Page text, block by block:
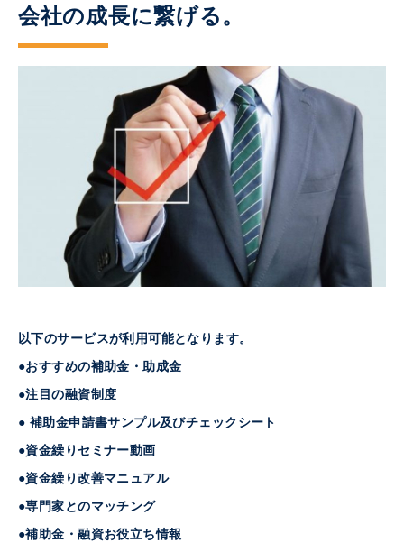
会社の成長に繋げる。
以下のサービスが利用可能となります。
●おすすめの補助金・助成金
●注目の融資制度
● 補助金申請書サンプル及びチェックシート
●資金繰りセミナー動画
●資金繰り改善マニュアル
●専門家とのマッチング
●補助金・融資お役立ち情報